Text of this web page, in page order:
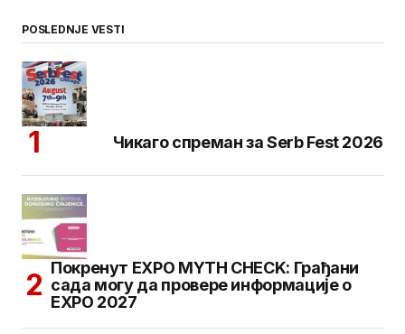
POSLEDNJE VESTI
Чикаго спреман за Serb Fest 2026
Покренут EXPO MYTH CHECK: Грађани
сада могу да провере информације о
EXPO 2027